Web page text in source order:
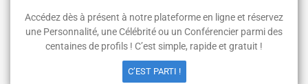
Accédez dès à présent à notre plateforme en ligne et réservez
une Personnalité, une Célébrité ou un Conférencier parmi des
centaines de profils ! C’est simple, rapide et gratuit !
C’EST PARTI !